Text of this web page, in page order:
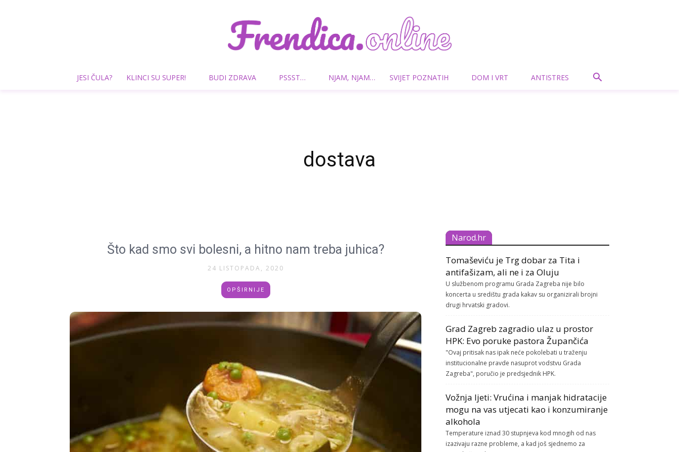
Frendica.online
JESI ČULA? KLINCI SU SUPER! BUDI ZDRAVA PSSST… NJAM, NJAM… SVIJET POZNATIH DOM I VRT ANTISTRES
dostava
Što kad smo svi bolesni, a hitno nam treba juhica?
24 LISTOPADA, 2020
OPŠIRNIJE
Narod.hr
Tomaševiću je Trg dobar za Tita i
antifašizam, ali ne i za Oluju
U službenom programu Grada Zagreba nije bilo
koncerta u središtu grada kakav su organizirali brojni
drugi hrvatski gradovi.
Grad Zagreb zagradio ulaz u prostor
HPK: Evo poruke pastora Župančića
"Ovaj pritisak nas ipak neće pokolebati u traženju
institucionalne pravde nasuprot vodstvu Grada
Zagreba", poručio je predsjednik HPK.
Vožnja ljeti: Vrućina i manjak hidratacije
mogu na vas utjecati kao i konzumiranje
alkohola
Temperature iznad 30 stupnjeva kod mnogih od nas
izazivaju razne probleme, a kad još sjednemo za